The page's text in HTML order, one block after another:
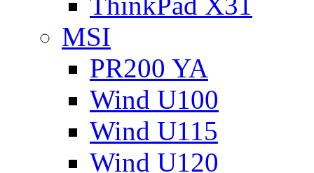
MSI
PR200 YA
Wind U100
Wind U115
Wind U120